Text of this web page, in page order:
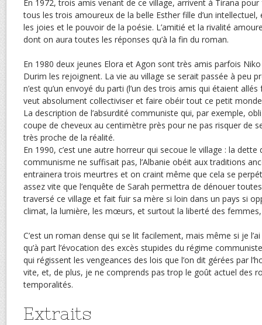
En 1972, trois amis venant de ce village, arrivent à Tirana
tous les trois amoureux de la belle Esther fille d’un
les joies et le pouvoir de la poésie. L’amitié et la rivalité
dont on aura toutes les réponses qu’à la fin du roman.
En 1980 deux jeunes Elora et Agon sont très amis parfois
Durim les rejoignent. La vie au village se serait passée à peu
n’est qu’un envoyé du parti (l’un des trois amis qui étaient
veut absolument collectiviser et faire obéir tout ce petit monde
La description de l’absurdité communiste qui, par exemple,
coupe de cheveux au centimètre près pour ne pas risquer de
très proche de la réalité.
En 1990, c’est une autre horreur qui secoue le village : la
communisme ne suffisait pas, l’Albanie obéit aux traditions
entrainera trois meurtres et on craint même que cela se
assez vite que l’enquête de Sarah permettra de dénouer
traversé ce village et fait fuir sa mère si loin dans un pays si
climat, la lumière, les mœurs, et surtout la liberté des femmes,
C’est un roman dense qui se lit facilement, mais même si je l’ai
qu’à part l’évocation des excès stupides du régime
qui régissent les vengeances des lois que l’on dit gérées par
vite, et, de plus, je ne comprends pas trop le goût actuel des
temporalités.
Extraits